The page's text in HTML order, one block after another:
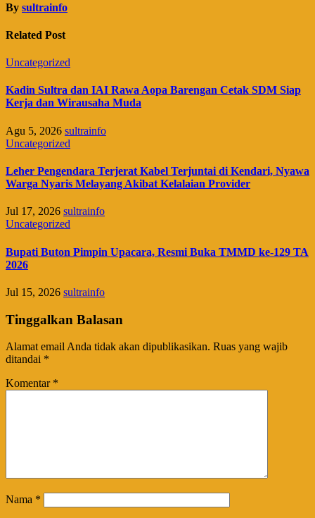
By sultrainfo
Related Post
Uncategorized
Kadin Sultra dan IAI Rawa Aopa Barengan Cetak SDM Siap
Kerja dan Wirausaha Muda
Agu 5, 2026 sultrainfo
Uncategorized
Leher Pengendara Terjerat Kabel Terjuntai di Kendari, Nyawa
Warga Nyaris Melayang Akibat Kelalaian Provider
Jul 17, 2026 sultrainfo
Uncategorized
Bupati Buton Pimpin Upacara, Resmi Buka TMMD ke-129 TA
2026
Jul 15, 2026 sultrainfo
Tinggalkan Balasan
Alamat email Anda tidak akan dipublikasikan. Ruas yang wajib
ditandai *
Komentar *
Nama *